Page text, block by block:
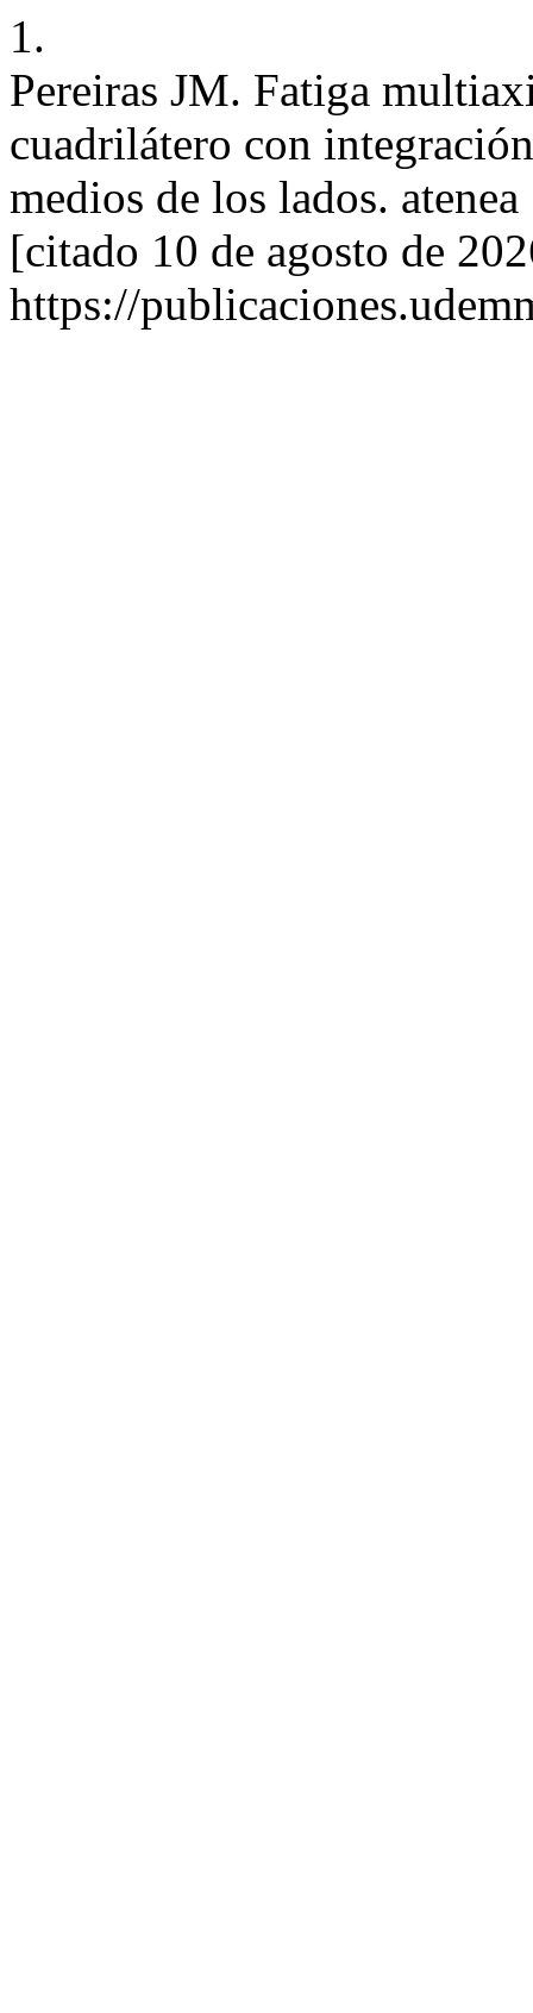
1.
Pereiras JM. Fatiga
cuadrilátero con
medios de los lados.
[citado 10 de agosto de
https://